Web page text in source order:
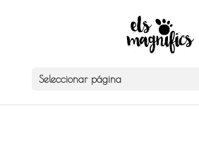
Seleccionar página